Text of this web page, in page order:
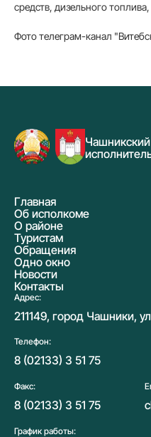
средств, дизельного
Фото телеграм-канал
Главная
Об исполкоме
О районе
Туристам
Обращения
Одно окно
Новости
Контакты
Адрес:
211149, город Чашники,
Телефон:
8 (02133) 3 51 75
Факс:
8 (02133) 3 51 75
График работы: